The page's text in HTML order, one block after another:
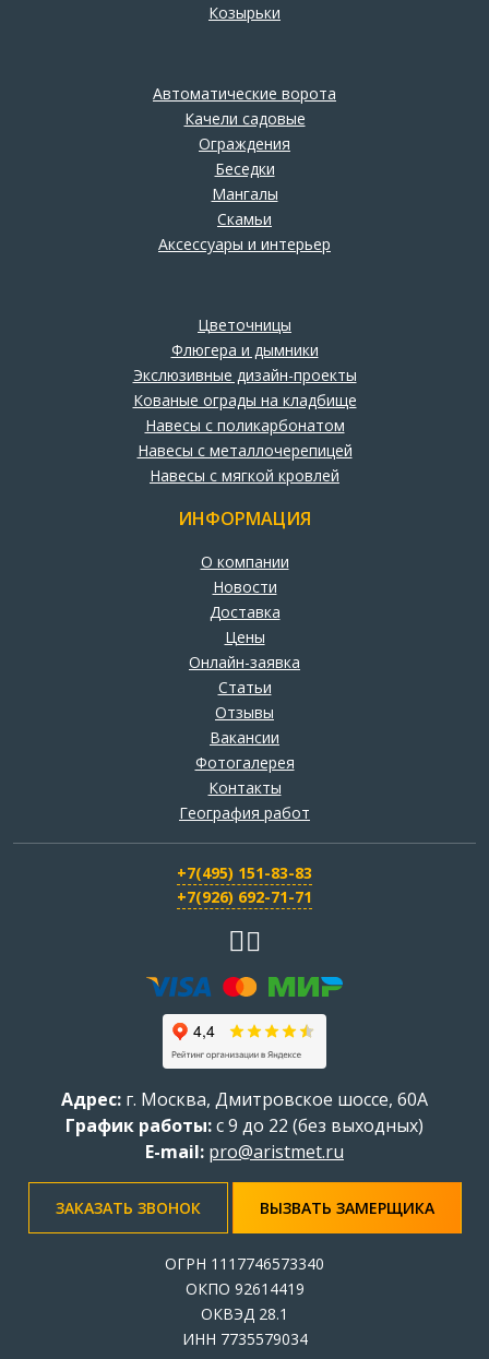
Козырьки
Автоматические ворота
Качели садовые
Ограждения
Беседки
Мангалы
Скамьи
Аксессуары и интерьер
Цветочницы
Флюгера и дымники
Экслюзивные дизайн-проекты
Кованые ограды на кладбище
Навесы с поликарбонатом
Навесы с металлочерепицей
Навесы с мягкой кровлей
ИНФОРМАЦИЯ
О компании
Новости
Доставка
Цены
Онлайн-заявка
Статьи
Отзывы
Вакансии
Фотогалерея
Контакты
География работ
+7(495) 151-83-83
+7(926) 692-71-71
Адрес: г. Москва, Дмитровское шоссе, 60А
График работы:с 9 до 22 (без выходных)
E-mail: pro@aristmet.ru
ЗАКАЗАТЬ ЗВОНОК ВЫЗВАТЬ ЗАМЕРЩИКА
ОГРН 1117746573340
ОКПО 92614419
ОКВЭД 28.1
ИНН 7735579034